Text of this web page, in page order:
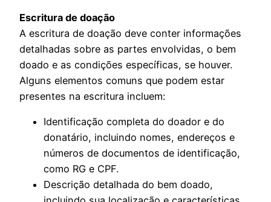
Escritura de doação
A escritura de doação deve conter informações
detalhadas sobre as partes envolvidas, o bem
doado e as condições específicas, se houver.
Alguns elementos comuns que podem estar
presentes na escritura incluem:
Identificação completa do doador e do
donatário, incluindo nomes, endereços e
números de documentos de identificação,
como RG e CPF.
Descrição detalhada do bem doado,